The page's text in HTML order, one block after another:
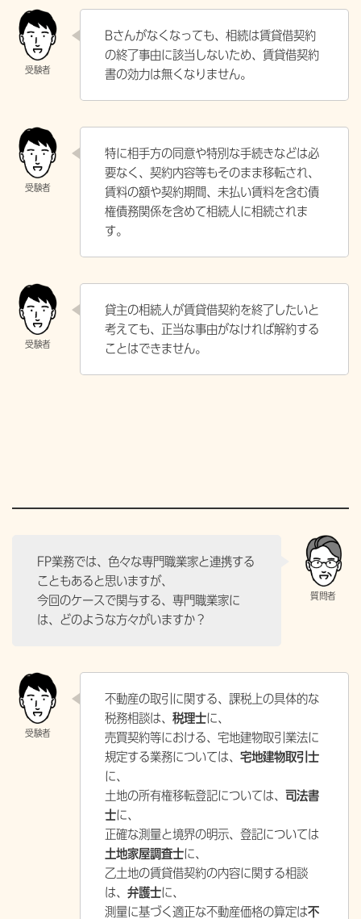
Bさんがなくなっても、相続は賃貸借契約
の終了事由に該当しないため、賃貸借契約
書の効力は無くなりません。
特に相手方の同意や特別な手続きなどは必
要なく、契約内容等もそのまま移転され、
賃料の額や契約期間、未払い賃料を含む債
権債務関係を含めて相続人に相続されま
す。
貸主の相続人が賃貸借契約を終了したいと
考えても、正当な事由がなければ解約する
ことはできません。
FP業務では、色々な専門職業家と連携する
こともあると思いますが、
今回のケースで関与する、専門職業家に
は、どのような方々がいますか？
不動産の取引に関する、課税上の具体的な
税務相談は、 税理士に、
売買契約等における、宅地建物取引業法に
規定する業務については、 宅地建物取引士
に、
土地の所有権移転登記については、 司法書
士に、
正確な測量と境界の明示、登記については
土地家屋調査士に、
乙土地の賃貸借契約の内容に関する相談
は、 弁護士に、
測量に基づく適正な不動産価格の算定は不